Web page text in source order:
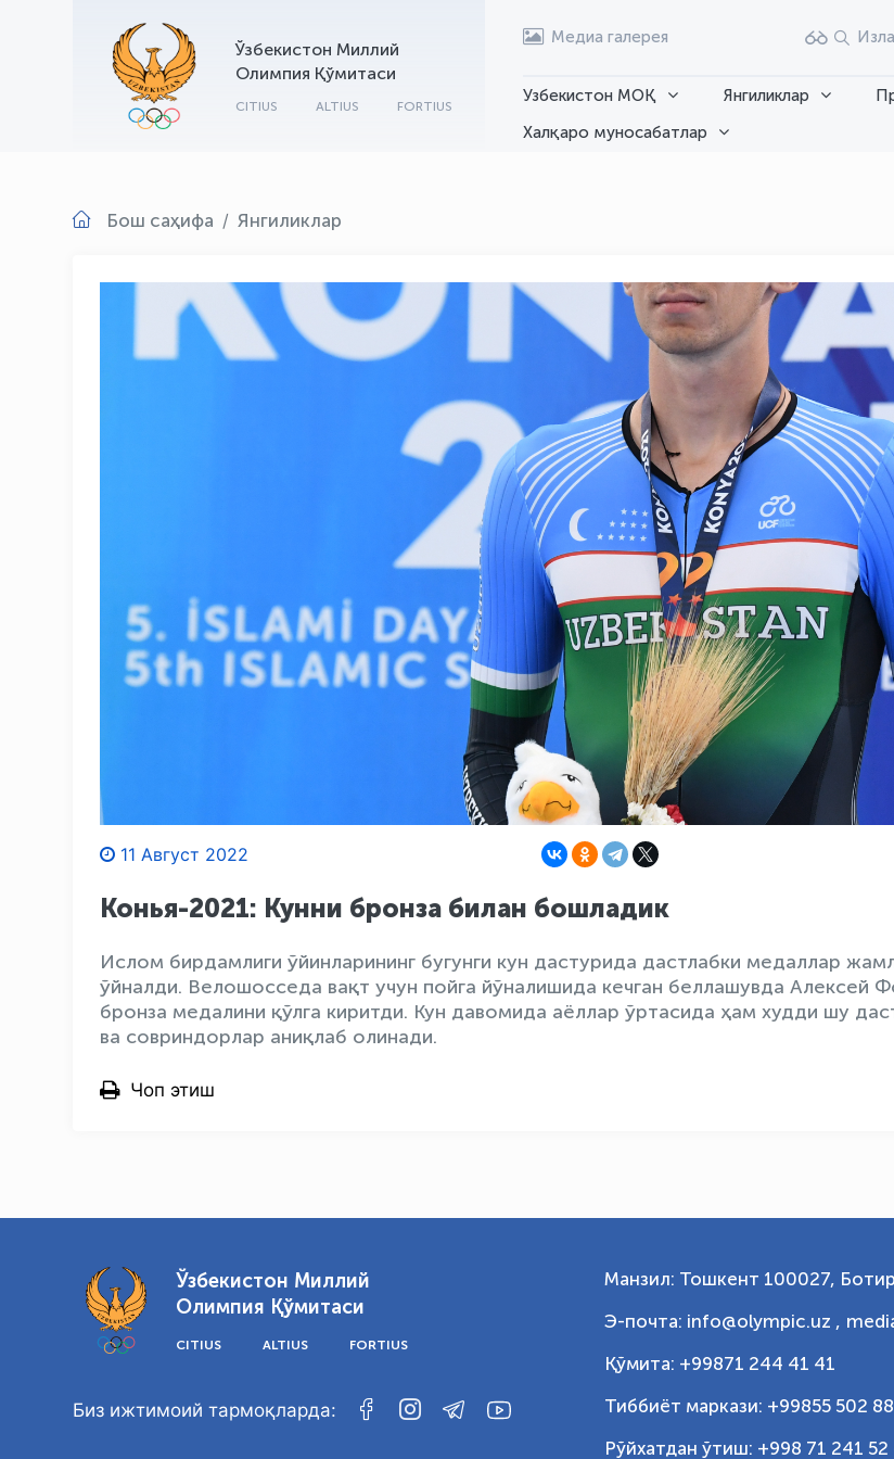
Ўзбекистон Миллий
Олимпия Қўмитаси
CITIUS ALTIUS FORTIUS
Медиа галерея
Узбекистон МОҚ Янгиликлар
Халқаро муносабатлар
Бош саҳифа Янгиликлар
11 Август 2022
Конья-2021: Кунни бронза билан бошладик
Ислом бирдамлиги ўйинларининг бугунги кун дастурида дастлабки медаллар
ўйналди. Велошосседа вақт учун пойга йўналишида кечган беллашувда Алексей
бронза медалини қўлга киритди. Кун давомида аёллар ўртасида ҳам худди шу
ва совриндорлар аниқлаб олинади.
Чоп этиш
Ўзбекистон Миллий
Олимпия Қўмитаси
CITIUS ALTIUS FORTIUS
Биз ижтимоий тармоқларда:
Манзил: Тошкент 100027,
Э-почта: info@olympic.uz ,
Қўмита: +99871 244 41 41
Тиббиёт маркази: +99855 502
Рўйхатдан ўтиш: +998 71 241